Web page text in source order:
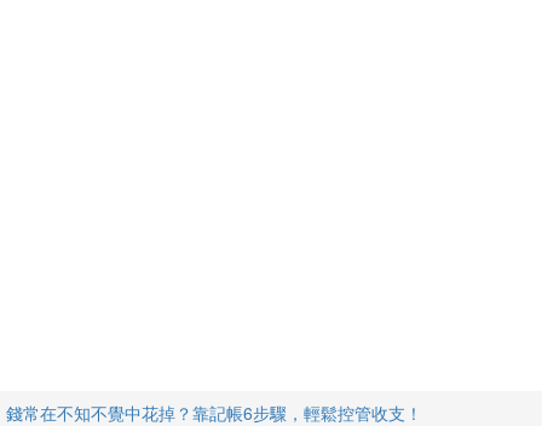
錢常在不知不覺中花掉？靠記帳6步驟，輕鬆控管收支！